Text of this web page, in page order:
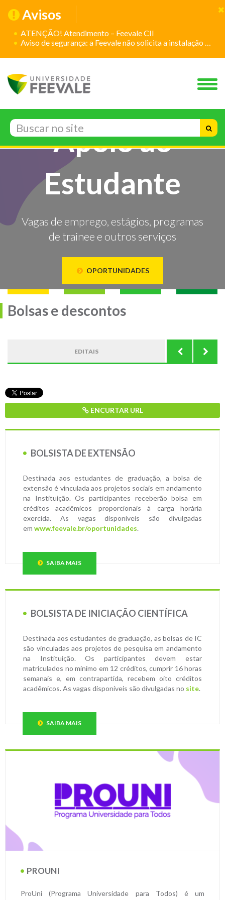
Avisos
ATENÇÃO! Atendimento – Feevale CII
Aviso de segurança: a Feevale não solicita a instalação de aplicativos
Apoio ao
Estudante
Vagas de emprego, estágios, programas
de trainee e outros serviços
OPORTUNIDADES
Bolsas e descontos
EDITAIS
ENCURTAR URL
BOLSISTA DE EXTENSÃO
Destinada aos estudantes de graduação, a bolsa de
extensão é vinculada aos projetos sociais em andamento
na Instituição. Os participantes receberão bolsa em
créditos acadêmicos proporcionais à carga horária
exercida. As vagas disponíveis são divulgadas
em www.feevale.br/oportunidades.
SAIBA MAIS
BOLSISTA DE INICIAÇÃO CIENTÍFICA
Destinada aos estudantes de graduação, as bolsas de IC
são vinculadas aos projetos de pesquisa em andamento
na Instituição. Os participantes devem estar
matriculados no mínimo em 12 créditos, cumprir 16 horas
semanais e, em contrapartida, recebem oito créditos
acadêmicos. As vagas disponíveis são divulgadas no site.
SAIBA MAIS
PROUNI
ProUni (Programa Universidade para Todos) é um